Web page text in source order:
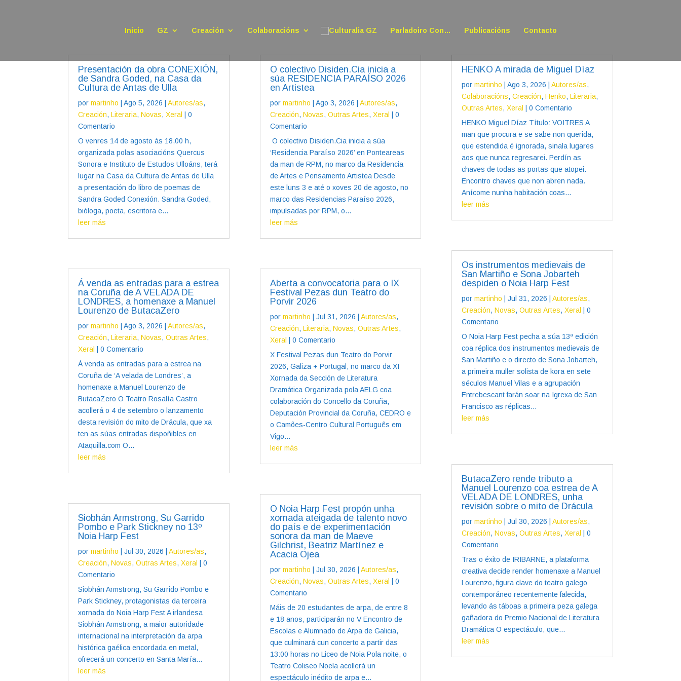
Inicio GZ Creación Colaboracións Parladoiro Con… Publicacións Contacto
Presentación da obra CONEXIÓN,
de Sandra Goded, na Casa da
Cultura de Antas de Ulla
pormartinho |Ago 5, 2026 |Autores/as,
Creación,Literaria,Novas,Xeral | 0
Comentario
O venres 14 de agosto ás 18,00 h,
organizada polas asociacións Quercus
Sonora e Instituto de Estudos Ulloáns, terá
lugar na Casa da Cultura de Antas de Ulla
a presentación do libro de poemas de
Sandra Goded Conexión. Sandra Goded,
bióloga, poeta, escritora e...
leer más
Á venda as entradas para a estrea
na Coruña de A VELADA DE
LONDRES, a homenaxe a Manuel
Lourenzo de ButacaZero
pormartinho |Ago 3, 2026 |Autores/as,
Creación,Literaria,Novas,Outras Artes,
Xeral
| 0 Comentario
Á venda as entradas para a estrea na
Coruña de ‘A velada de Londres’, a
homenaxe a Manuel Lourenzo de
ButacaZero O Teatro Rosalía Castro
acollerá o 4 de setembro o lanzamento
desta revisión do mito de Drácula, que xa
ten as súas entradas dispoñibles en
Ataquilla.com O...
leer más
Siobhán Armstrong, Su Garrido
Pombo e Park Stickney no 13º
Noia Harp Fest
pormartinho |Jul 30, 2026 |Autores/as,
Creación,Novas,Outras Artes,Xeral
| 0
Comentario
Siobhán Armstrong, Su Garrido Pombo e
Park Stickney, protagonistas da terceira
xornada do Noia Harp Fest A irlandesa
Siobhán Armstrong, a maior autoridade
internacional na interpretación da arpa
histórica gaélica encordada en metal,
ofrecerá un concerto en Santa María...
leer más
O colectivo Disiden.Cia inicia a
súa RESIDENCIA PARAÍSO 2026
en Artistea
por martinho | Ago 3, 2026 | Autores/as,
Creación, Novas, Outras Artes, Xeral | 0
Comentario
O colectivo Disiden.Cia inicia a súa
‘Residencia Paraíso 2026’ en Ponteareas
da man de RPM, no marco da Residencia
de Artes e Pensamento Artistea Desde
este luns 3 e até o xoves 20 de agosto, no
marco das Residencias Paraíso 2026,
impulsadas por RPM, o...
leer más
Aberta a convocatoria para o IX
Festival Pezas dun Teatro do
Porvir 2026
por martinho Jul 31, 2026 Autores/as,
Creación, Literaria, Novas, Outras Artes,
Xeral
| 0 Comentario
X Festival Pezas dun Teatro do Porvir
2026, Galiza + Portugal, no marco da XI
Xornada da Sección de Literatura
Dramática Organizada pola AELG coa
colaboración do Concello da Coruña,
Deputación Provincial da Coruña, CEDRO e
o Camões-Centro Cultural Português em
Vigo...
leer más
O Noia Harp Fest propón unha
xornada ateigada de talento novo
do país e de experimentación
sonora da man de Maeve
Gilchrist, Beatriz Martínez e
Acacia Ojea
por martinho Jul 30, 2026 Autores/as,
Creación, Novas, Outras Artes, Xeral
| 0
Comentario
Máis de 20 estudantes de arpa, de entre 8
e 18 anos, participarán no V Encontro de
Escolas e Alumnado de Arpa de Galicia,
que culminará cun concerto a partir das
13:00 horas no Liceo de Noia Pola noite, o
Teatro Coliseo Noela acollerá un
espectáculo inédito de arpa e...
HENKO A mirada de Miguel Díaz
por martinho | Ago 3, 2026 | Autores/as,
Colaboracións, Creación, Henko, Literaria,
Outras Artes, Xeral | 0 Comentario
HENKO Miguel Díaz Título: VOITRES A
man que procura e se sabe non querida,
que estendida é ignorada, sinala lugares
aos que nunca regresarei. Perdín as
chaves de todas as portas que atopei.
Encontro chaves que non abren nada.
Anícome nunha habitación coas...
leer más
Os instrumentos medievais de
San Martiño e Sona Jobarteh
despiden o Noia Harp Fest
por martinho Jul 31, 2026 Autores/as,
Creación, Novas, Outras Artes, Xeral
| 0
Comentario
O Noia Harp Fest pecha a súa 13ª edición
coa réplica dos instrumentos medievais de
San Martiño e o directo de Sona Jobarteh,
a primeira muller solista de kora en sete
séculos Manuel Vilas e a agrupación
Entrebescant farán soar na Igrexa de San
Francisco as réplicas...
leer más
ButacaZero rende tributo a
Manuel Lourenzo coa estrea de A
VELADA DE LONDRES, unha
revisión sobre o mito de Drácula
por martinho Jul 30, 2026 Autores/as,
Creación, Novas, Outras Artes, Xeral
| 0
Comentario
Tras o éxito de IRIBARNE, a plataforma
creativa decide render homenaxe a Manuel
Lourenzo, figura clave do teatro galego
contemporáneo recentemente falecida,
levando ás táboas a primeira peza galega
gañadora do Premio Nacional de Literatura
Dramática O espectáculo, que...
leer más